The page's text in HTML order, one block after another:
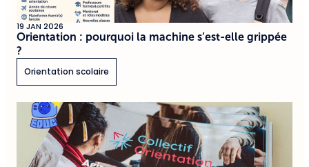
19 JAN 2026
Orientation : pourquoi la machine s’est-elle grippée
?
Orientation scolaire